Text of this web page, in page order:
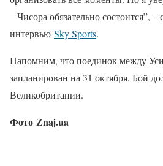
– Чисора обязательно состоится”,
интервью Sky Sports.
Напомним, что поединок между
запланирован на 31 октября. Бой
Великобритании.
Фото Znaj.ua